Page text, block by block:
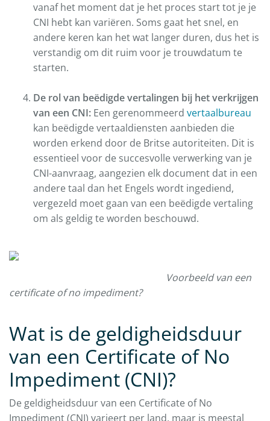
vanaf het moment dat je het proces start tot je je
CNI hebt kan variëren. Soms gaat het snel, en
andere keren kan het wat langer duren, dus het is
verstandig om dit ruim voor je trouwdatum te
starten.
De rol van beëdigde vertalingen bij het verkrijgen
van een CNI: Een gerenommeerd vertaalbureau
kan beëdigde vertaaldiensten aanbieden die
worden erkend door de Britse autoriteiten. Dit is
essentieel voor de succesvolle verwerking van je
CNI-aanvraag, aangezien elk document dat in een
andere taal dan het Engels wordt ingediend,
vergezeld moet gaan van een beëdigde vertaling
om als geldig te worden beschouwd.
Voorbeeld van een
certificate of no impediment?
Wat is de geldigheidsduur
van een Certificate of No
Impediment (CNI)?
De geldigheidsduur van een Certificate of No
Impediment (CNI) varieert per land, maar is meestal